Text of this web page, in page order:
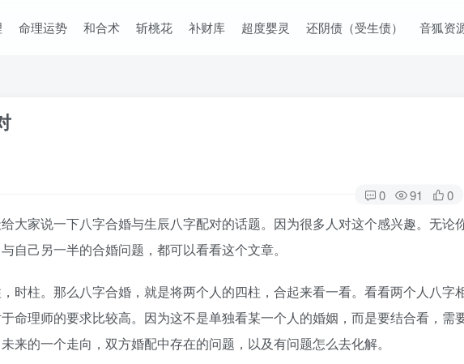
命理运势 和合术 斩桃花 补财库 超度婴灵 还阴债（受生债） 音狐资
0 91 0
大家说一下八字合婚与生辰八字配对的话题。因为很多人对这个感兴趣。无论
自己另一半的合婚问题，都可以看看这个文章。
时柱。那么八字合婚，就是将两个人的四柱，合起来看一看。看看两个人八字
命理师的要求比较高。因为这不是单独看某一个人的婚姻，而是要结合看，需
来的一个走向，双方婚配中存在的问题，以及有问题怎么去化解。